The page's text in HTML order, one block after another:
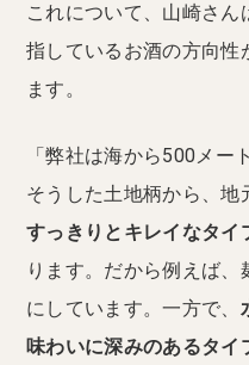
これについて、山崎さん
指しているお酒の方向性
ます。
「弊社は海から500メー
そうした土地柄から、地
すっきりとキレイなタイ
ります。だから例えば、
にしています。一方で、
味わいに深みのあるタイ